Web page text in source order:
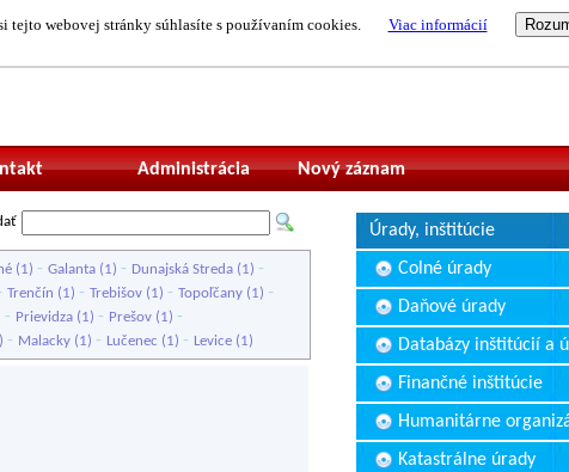
tejto webovej stránky súhlasíte s používaním cookies. Viac informácií
Nový záznam
Administrácia
(1) - Galanta (1) - Dunajská Streda (1) -
Trenčín (1) - Trebišov (1) - Topoľčany (1) -
- Prievidza (1) - Prešov (1) -
- Malacky (1) - Lučenec (1) - Levice (1)
Úrady, inštitúcie
Colné úrady
Daňové úrady
Databázy inštitúcií a
Finančné inštitúcie
Humanitárne
Katastrálne úrady